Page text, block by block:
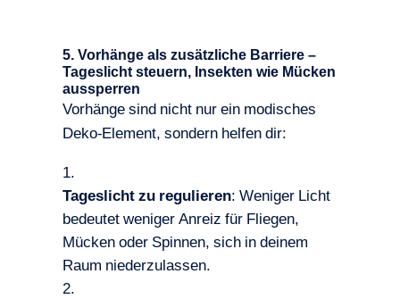
5. Vorhänge als zusätzliche Barriere –
Tageslicht steuern, Insekten wie Mücken
aussperren
Vorhänge sind nicht nur ein modisches
Deko-Element, sondern helfen dir:
Tageslicht zu regulieren: Weniger Licht
bedeutet weniger Anreiz für Fliegen,
Mücken oder Spinnen, sich in deinem
Raum niederzulassen.